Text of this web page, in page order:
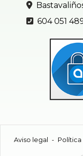
604 051
Aviso legal -